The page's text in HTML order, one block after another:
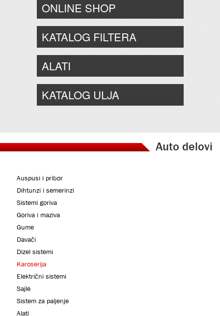
ONLINE SHOP
KATALOG FILTERA
ALATI
KATALOG ULJA
Auto delovi
Auspusi i pribor
Dihtunzi i semerinzi
Sistemi goriva
Goriva i maziva
Gume
Davači
Dizel sistemi
Karoserija
Električni sistemi
Sajle
Sistem za paljenje
Alati